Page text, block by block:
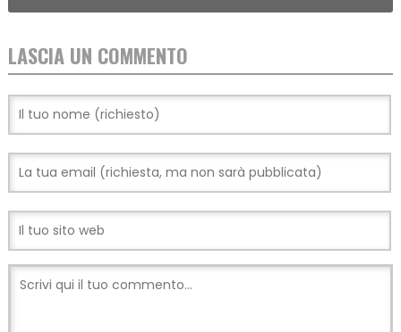
LASCIA UN COMMENTO